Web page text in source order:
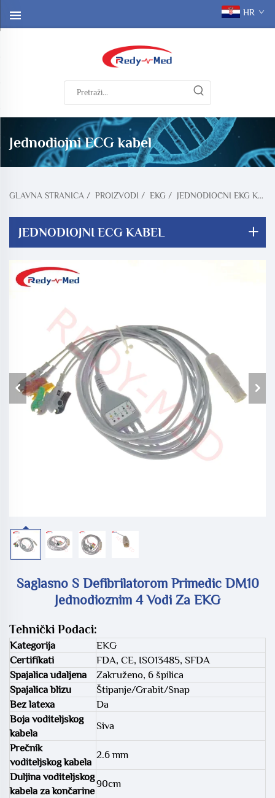
HR
Jednodiojni ECG kabel
GLAVNA STRANICA / PROIZVODI / EKG / JEDNODIOČNI EKG KABEL
JEDNODIOJNI ECG KABEL
Saglasno S Defibrilatorom Primedic DM10
Jednodioznim 4 Vodi Za EKG
Tehnički Podaci:
Kategorija
EKG
Certifikati
FDA, CE, ISO13485, SFDA
Spajalica udaljena
Zakruženo, 6 špilica
Spajalica blizu
Štipanje/Grabit/Snap
Bez latexa
Da
Boja voditeljskog
kabela
Siva
Prečnik
voditeljskog kabela
2.6 mm
Duljina voditeljskog
kabela za končarine
90cm